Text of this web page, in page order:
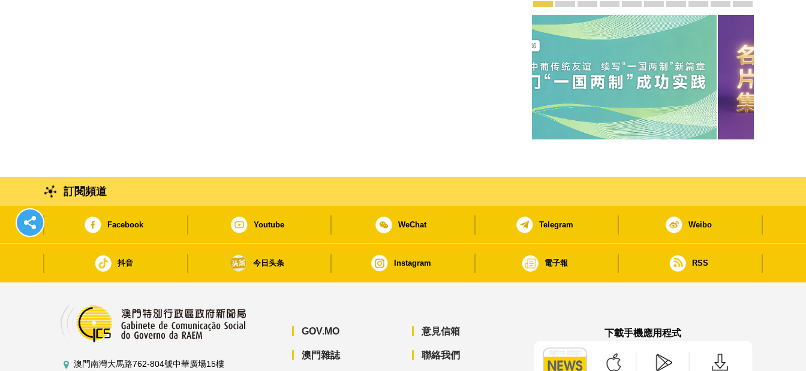
宣傳及推廣
賡續中葡傳統友誼 續寫“一國兩制”新篇章 — 澳門“一國
澳門名片集
行政長官岑浩輝11月18日發表2026年施政報
施政特寫澳門特別行政區經濟和社會發展第
橫琴粵澳深度合作區專題網站
施政小講堂
走進澳門澳門相簿2020
《澳门微视
訂閱頻道
Facebook Youtube WeChat Telegram Weibo
抖音 今日头条 Instagram 電子報 RSS
澳門南灣大馬路762-804號中華廣場15樓
GOV.MO
澳門雜誌
意見信箱
聯絡我們
下載手機應用程式